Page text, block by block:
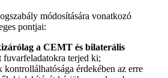
módosítására vonatkozó
pontjai:
a CEMT és bilaterális
fuvarfeladatokra terjed ki;
kontrollálhatósága érdekében az erre